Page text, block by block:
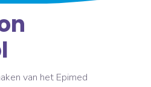
van het Epimed